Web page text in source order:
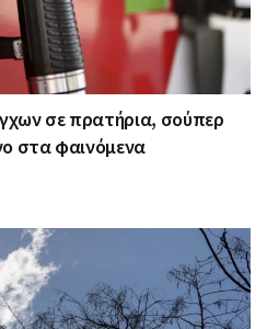
σε πρατήρια, σούπερ
στα φαινόμενα